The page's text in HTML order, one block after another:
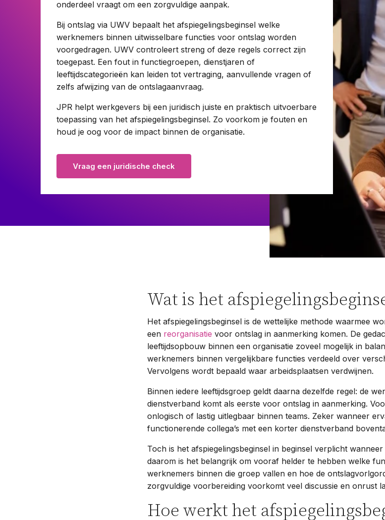
Privacyrecht
Vastgoedrecht
Verzekeringsrecht
Volkshuisvestingsrecht
onderdeel vraagt om een zorgvuldige aanpak.
Bij ontslag via UWV bepaalt het afspiegelingsbeginsel welke
werknemers binnen uitwisselbare functies voor ontslag worden
voorgedragen. UWV controleert streng of deze regels correct zijn
toegepast. Een fout in functiegroepen, dienstjaren of
leeftijdscategorieën kan leiden tot vertraging, aanvullende vragen of
zelfs afwijzing van de ontslagaanvraag.
JPR helpt werkgevers bij een juridisch juiste en praktisch uitvoerbare
toepassing van het afspiegelingsbeginsel. Zo voorkom je fouten en
houd je oog voor de impact binnen de organisatie.
Vraag een juridische check
Wat is het
Het afspiegelingsbeginsel is de wettelijke methode waarmee
een reorganisatie voor ontslag in aanmerking komen. De
leeftijdsopbouw binnen een organisatie zoveel mogelijk in
werknemers binnen vergelijkbare functies verdeeld over
Vervolgens wordt bepaald waar arbeidsplaatsen verdwijnen.
Binnen iedere leeftijdsgroep geldt daarna dezelfde regel: de
dienstverband komt als eerste voor ontslag in aanmerking.
onlogisch of lastig uitlegbaar binnen teams. Zeker wanneer
functionerende collega’s met een korter dienstverband
Toch is het afspiegelingsbeginsel in beginsel verplicht wanneer
daarom is het belangrijk om vooraf helder te hebben welke
werknemers binnen die groep vallen en hoe de
zorgvuldige voorbereiding voorkomt veel discussie en onrust
Hoe werkt het